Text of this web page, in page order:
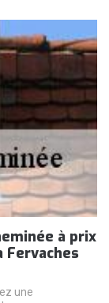
à prix
Fervaches
une